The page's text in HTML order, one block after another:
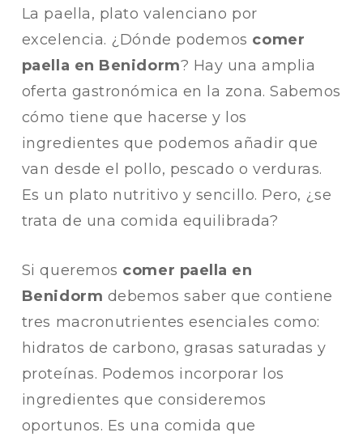
La paella, plato valenciano por
excelencia. ¿Dónde podemos comer
paella en Benidorm? Hay una amplia
oferta gastronómica en la zona. Sabemos
cómo tiene que hacerse y los
ingredientes que podemos añadir que
van desde el pollo, pescado o verduras.
Es un plato nutritivo y sencillo. Pero, ¿se
trata de una comida equilibrada?
Si queremos comer paella en
Benidorm debemos saber que contiene
tres macronutrientes esenciales como:
hidratos de carbono, grasas saturadas y
proteínas. Podemos incorporar los
ingredientes que consideremos
oportunos. Es una comida que